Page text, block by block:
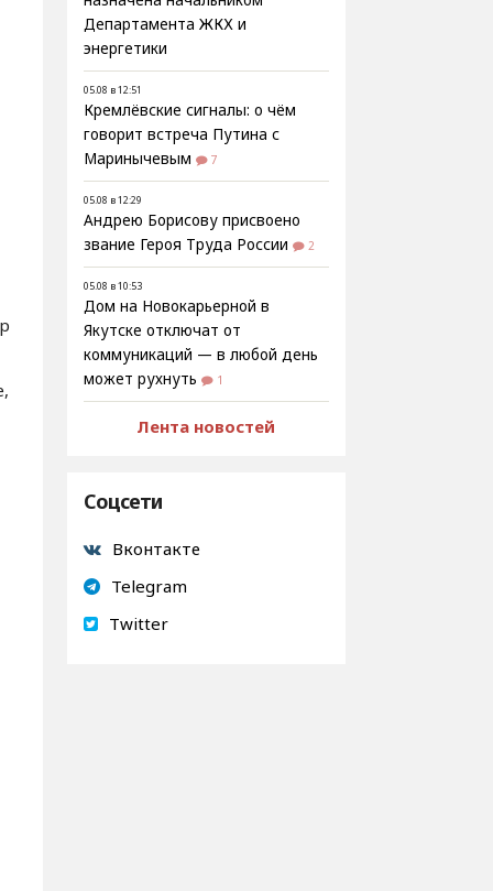
Департамента ЖКХ и
энергетики
05.08 в 12:51
Кремлёвские сигналы: о чём
говорит встреча Путина с
Маринычевым
7
05.08 в 12:29
Андрею Борисову присвоено
звание Героя Труда России
2
05.08 в 10:53
Дом на Новокарьерной в
Якутске отключат от
коммуникаций — в любой день
может рухнуть
1
Лента новостей
Соцсети
Вконтакте
Telegram
Twitter